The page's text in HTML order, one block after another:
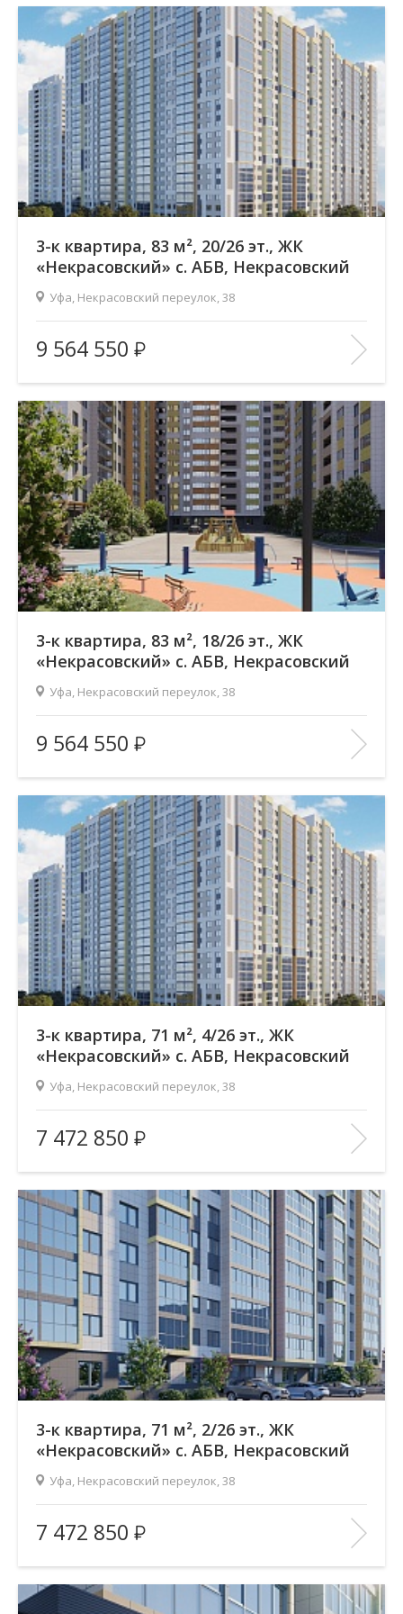
Этажность:
Общая площадь:
71.17 м
Отделка помещения:
без отделки
Год постройки дома:
—
В ИЗБРАННОЕ
3-к квартира, 83 м², 20/26 эт., ЖК
«Некрасовский» с. АБВ, Некрасовский
переулок
Уфа, Некрасовский переулок, 38
Жилой комплекс:
ЖК «Некрасовский» с. АБВ
Количество комнат:
3
Район:
Зеленая роща
Этажность:
26
Общая площадь:
83.17 м 2
Отделка помещения:
без отделки
Год постройки дома:
—
В ИЗБРАННОЕ
9 564 550
3-к квартира, 83 м², 18/26 эт., ЖК
«Некрасовский» с. АБВ, Некрасовский
переулок
Уфа, Некрасовский переулок, 38
Жилой комплекс:
ЖК «Некрасовский» с. АБВ
Количество комнат:
3
Район:
Зеленая роща
Этажность:
Общая площадь:
83.17 м
Отделка помещения:
без отделки
Год постройки дома:
—
В ИЗБРАННОЕ
9 564 550
3-к квартира, 71 м², 4/26 эт., ЖК
«Некрасовский» с. АБВ, Некрасовский
переулок
Уфа, Некрасовский переулок, 38
Жилой комплекс:
ЖК «Некрасовский» с. АБВ
Количество комнат:
3
Район:
Зеленая роща
Этажность:
26
Общая площадь:
71.17 м 2
Отделка помещения:
без отделки
Год постройки дома:
—
В ИЗБРАННОЕ
7 472 850
3-к квартира, 71 м², 2/26 эт., ЖК
«Некрасовский» с. АБВ, Некрасовский
переулок
Уфа, Некрасовский переулок, 38
Жилой комплекс:
ЖК «Некрасовский» с. АБВ
Количество комнат:
3
Район:
Зеленая роща
Этажность:
26
7 472 850